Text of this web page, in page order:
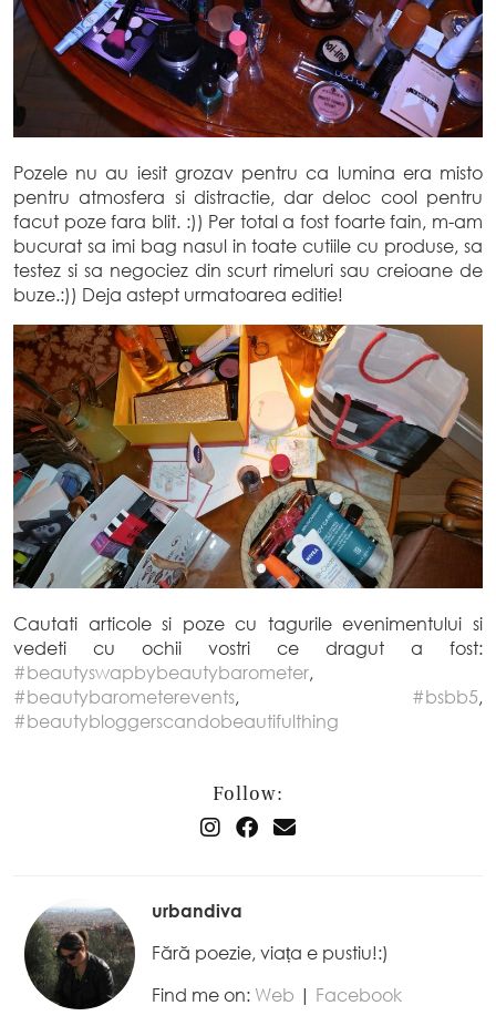
Pozele nu au iesit grozav pentru ca lumina era misto
pentru atmosfera si distractie, dar deloc cool pentru
facut poze fara blit. :)) Per total a fost foarte fain, m-am
bucurat sa imi bag nasul in toate cutiile cu produse, sa
testez si sa negociez din scurt rimeluri sau creioane de
buze.:)) Deja astept urmatoarea editie!
Cautati articole si poze cu tagurile evenimentului si
vedeti cu ochii vostri ce dragut a fost:
#beautyswapbybeautybarometer,
#beautybarometerevents, #bsbb5,
#beautybloggerscandobeautifulthing
Follow:
urbandiva
Fără poezie, viața e pustiu!:)
Find me on: Web | Facebook